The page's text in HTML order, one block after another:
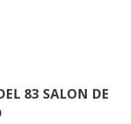
83 SALON DE